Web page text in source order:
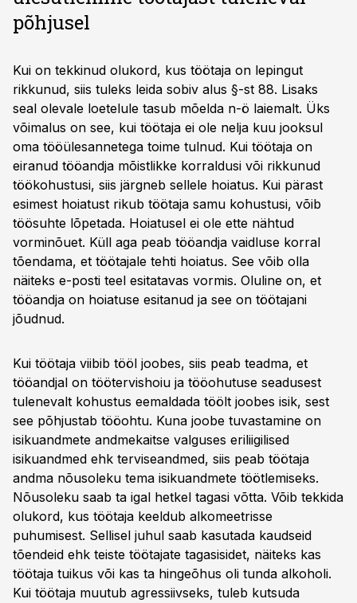
põhjusel
Kui on tekkinud olukord, kus töötaja on lepingut
rikkunud, siis tuleks leida sobiv alus §-st 88. Lisaks
seal olevale loetelule tasub mõelda n-ö laiemalt. Üks
võimalus on see, kui töötaja ei ole nelja kuu jooksul
oma tööülesannetega toime tulnud. Kui töötaja on
eiranud tööandja mõistlikke korraldusi või rikkunud
töökohustusi, siis järgneb sellele hoiatus. Kui pärast
esimest hoiatust rikub töötaja samu kohustusi, võib
töösuhte lõpetada. Hoiatusel ei ole ette nähtud
vorminõuet. Küll aga peab tööandja vaidluse korral
tõendama, et töötajale tehti hoiatus. See võib olla
näiteks e-posti teel esitatavas vormis. Oluline on, et
tööandja on hoiatuse esitanud ja see on töötajani
jõudnud.
Kui töötaja viibib tööl joobes, siis peab teadma, et
tööandjal on töötervishoiu ja tööohutuse seadusest
tulenevalt kohustus eemaldada töölt joobes isik, sest
see põhjustab tööohtu. Kuna joobe tuvastamine on
isikuandmete andmekaitse valguses eriliigilised
isikuandmed ehk terviseandmed, siis peab töötaja
andma nõusoleku tema isikuandmete töötlemiseks.
Nõusoleku saab ta igal hetkel tagasi võtta. Võib tekkida
olukord, kus töötaja keeldub alkomeetrisse
puhumisest. Sellisel juhul saab kasutada kaudseid
tõendeid ehk teiste töötajate tagasisidet, näiteks kas
töötaja tuikus või kas ta hingeõhus oli tunda alkoholi.
Kui töötaja muutub agressiivseks, tuleb kutsuda